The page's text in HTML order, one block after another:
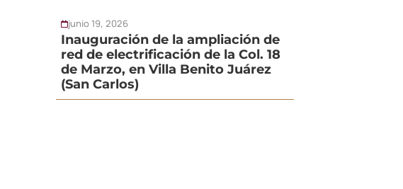
junio 19, 2026
Inauguración de la ampliación de
red de electrificación de la Col. 18
de Marzo, en Villa Benito Juárez
(San Carlos)